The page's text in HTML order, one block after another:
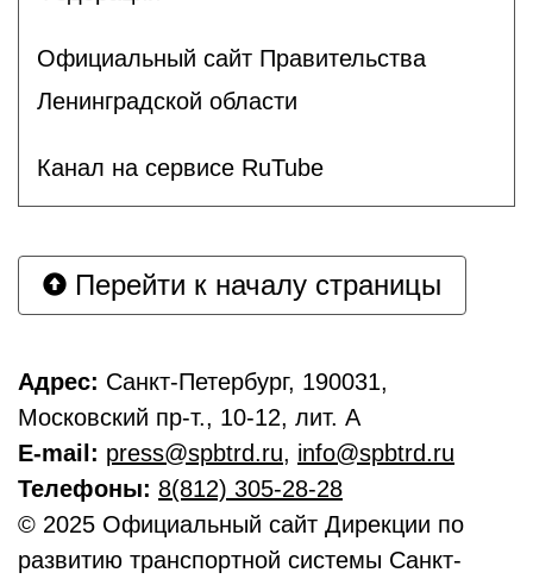
Официальный сайт Правительства
Ленинградской области
Канал на сервисе RuTube
Перейти к началу страницы
Адрес: Санкт-Петербург, 190031,
Московский пр-т., 10-12, лит. А
E-mail: press@spbtrd.ru, info@spbtrd.ru
Телефоны: 8(812) 305-28-28
© 2025 Официальный сайт Дирекции по
развитию транспортной системы Санкт-